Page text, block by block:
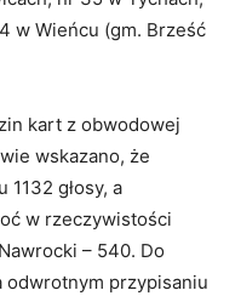
w Wieńcu (gm. Brześć
kart z obwodowej
wskazano, że
głosy, a
w rzeczywistości
– 540. Do
odwrotnym przypisaniu